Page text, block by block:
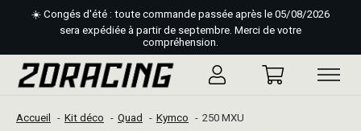
☀️ Congés d'été : toute commande passée après le 05/08/2026
sera expédiée à partir de septembre. Merci de votre
compréhension.
Accueil Kit déco Quad Kymco 250 MXU